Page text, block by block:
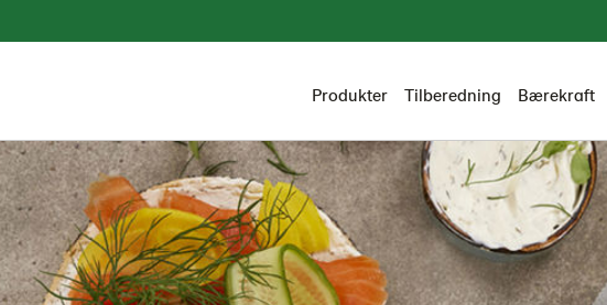
Produkter Tilberedning Bærekraft